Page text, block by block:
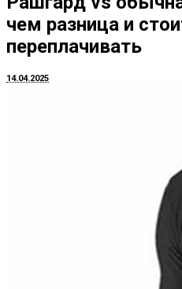
чем разница и
переплачивать
14.04.2025